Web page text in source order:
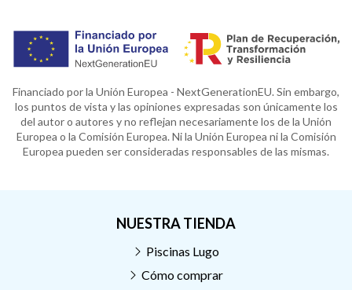
Financiado por la Unión Europea - NextGenerationEU. Sin embargo,
los puntos de vista y las opiniones expresadas son únicamente los
del autor o autores y no reflejan necesariamente los de la Unión
Europea o la Comisión Europea. Ni la Unión Europea ni la Comisión
Europea pueden ser consideradas responsables de las mismas.
NUESTRA TIENDA
Piscinas Lugo
Cómo comprar